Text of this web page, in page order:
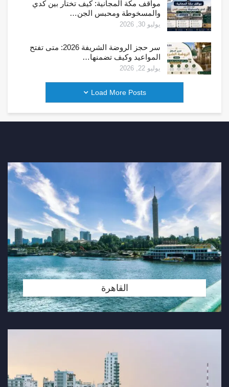
مواقف مكة المجانية: كيف تختار بين كدي
والمسخوطة ومحبس الجن…
يوليو 30, 2026
سر حجز الروضة الشريفة 2026: متى تفتح
المواعيد وكيف تضمنها…
يوليو 22, 2026
Load More Posts
القاهرة